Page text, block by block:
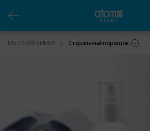
БЫТОВАЯ ХИМИЯ Стиральный порошок
Атоми Пятновыводитель